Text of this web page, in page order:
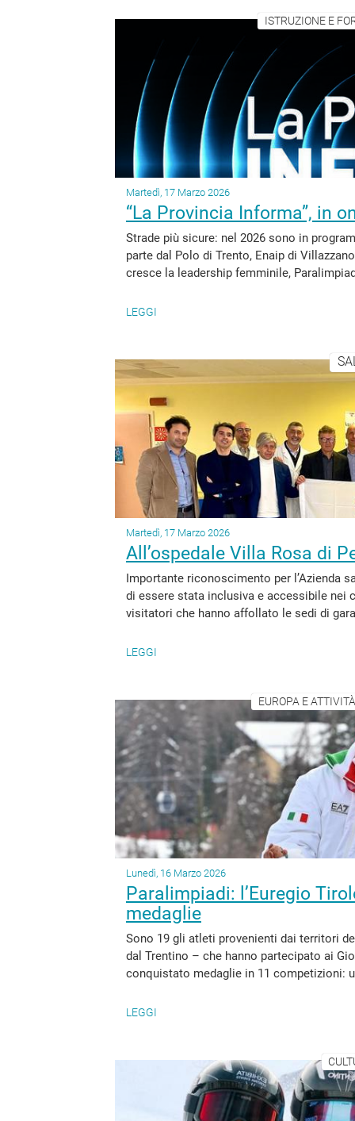
ISTRUZIONE E
Martedì, 17 Marzo 2026
“La Provincia Informa”, in
Strade più sicure: nel 2026 sono in
parte dal Polo di Trento, Enaip di
cresce la leadership femminile,
LEGGI
Martedì, 17 Marzo 2026
All’ospedale Villa Rosa di
Importante riconoscimento per l’Azienda
di essere stata inclusiva e accessibile
visitatori che hanno affollato le sedi di
LEGGI
EUROPA E
Lunedì, 16 Marzo 2026
Paralimpiadi: l’Euregio
medaglie
Sono 19 gli atleti provenienti dai territori
dal Trentino – che hanno partecipato ai
conquistato medaglie in 11 competizioni:
LEGGI